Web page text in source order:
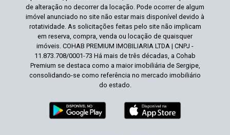
de alteração no decorrer da locação. Pode ocorrer de algum
imóvel anunciado no site não estar mais disponível devido à
rotatividade. As solicitações feitas pelo site não implicam
em reserva, compra, venda ou locação de quaisquer
imóveis. COHAB PREMIUM IMOBILIARIA LTDA | CNPJ -
11.873.708/0001-73 Há mais de três décadas, a Cohab
Premium se destaca como a maior imobiliária de Sergipe,
consolidando-se como referência no mercado imobiliário
do estado.